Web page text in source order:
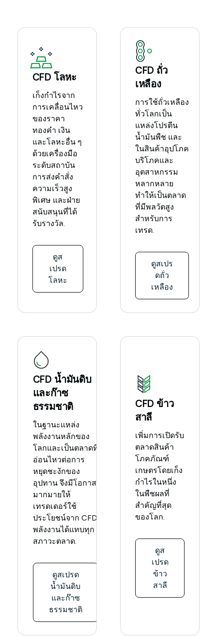
CFD โลหะ
เก็งกำไรจาก
การเคลื่อนไหว
ของราคา
ทองคำ เงิน
และโลหะอื่น ๆ
ด้วยเครื่องมือ
ระดับสถาบัน
การส่งคำสั่ง
ความเร็วสูง
พิเศษ และฝ่าย
สนับสนุนที่ได้
รับรางวัล.
ดูส
เปรด
โลหะ
CFD ถั่ว
เหลือง
การใช้ถั่วเหลือง
ทั่วโลกเป็น
แหล่งโปรตีน
น้ำมันพืช และ
ในสินค้าอุปโภค
บริโภคและ
อุตสาหกรรม
หลากหลาย
ทำให้เป็นตลาด
ที่มีพลวัตสูง
สำหรับการ
เทรด.
ดูสเปร
ดถั่ว
เหลือง
CFD น้ำมันดิบ
และก๊าซ
ธรรมชาติ
ในฐานะแหล่ง
พลังงานหลักของ
โลกและเป็นตลาดที่
อ่อนไหวต่อการ
หยุดชะงักของ
อุปทาน จึงมีโอกาส
มากมายให้
เทรดเดอร์ใช้
ประโยชน์จาก CFD
พลังงานได้แทบทุก
สภาวะตลาด.
ดูสเปรด
น้ำมันดิบ
และก๊าซ
ธรรมชาติ
CFD ข้าว
สาลี
เพิ่มการเปิดรับ
ตลาดสินค้า
โภคภัณฑ์
เกษตรโดยเก็ง
กำไรในหนึ่ง
ในพืชผลที่
สำคัญที่สุด
ของโลก.
ดูส
เปรด
ข้าว
สาลี